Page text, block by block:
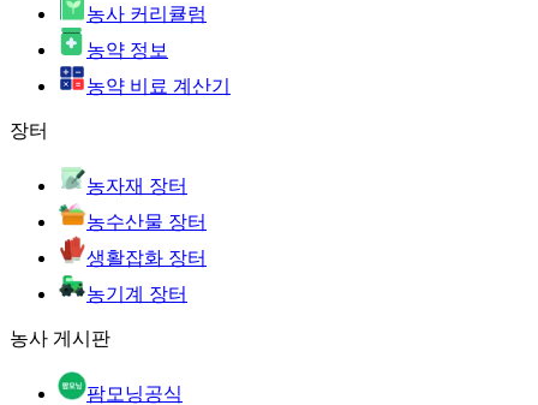
농사 커리큘럼
농약 정보
농약 비료 계산기
장터
농자재 장터
농수산물 장터
생활잡화 장터
농기계 장터
농사 게시판
팜모닝공식